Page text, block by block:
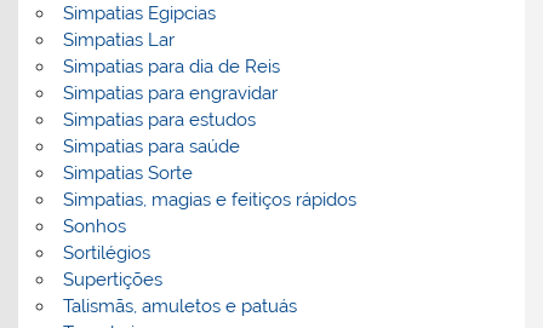
Simpatias Egipcias
Simpatias Lar
Simpatias para dia de Reis
Simpatias para engravidar
Simpatias para estudos
Simpatias para saúde
Simpatias Sorte
Simpatias, magias e feitiços rápidos
Sonhos
Sortilégios
Supertições
Talismãs, amuletos e patuás